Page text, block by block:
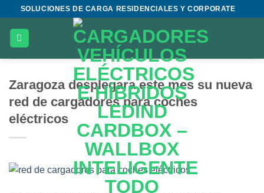
Saltar
contenido
SOLUCIONES DE CARGA RESIDENCIALES Y CORPORATE
Zaragoza desplegara este mes su nueva
red de cargadores para coches
eléctricos